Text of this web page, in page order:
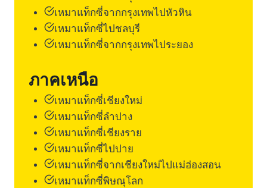
เหมาแท็กซี่จากกรุงเทพไปหัวหิน
เหมาแท็กซี่ไปชลบุรี
เหมาแท็กซี่จากกรุงเทพไประยอง
ภาคเหนือ
เหมาแท็กซี่เชียงใหม่
เหมาแท็กซี่ลำปาง
เหมาแท็กซี่เชียงราย
เหมาแท็กซี่ไปปาย
เหมาแท็กซี่จากเชียงใหม่ไปแม่ฮ่องสอน
เหมาแท็กซี่พิษณุโลก